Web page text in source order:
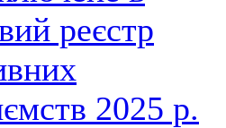
реєстр
2025 р.